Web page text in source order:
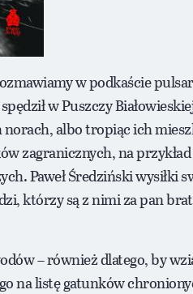
w podkaście
w Puszczy
albo tropiąc ich
zagranicznych, na
Paweł Średziński wysiłki
którzy są z nimi za pan
– również dlatego, by
na listę gatunków